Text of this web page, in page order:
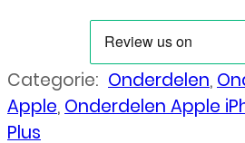
Categorie: Onderdelen,
Apple, Onderdelen Apple
Plus